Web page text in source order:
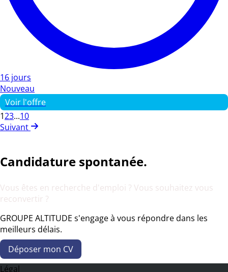
16 jours
Nouveau
Voir l'offre
123...10
Suivant
Candidature spontanée.
Vous êtes en recherche d'emploi ? Vous souhaitez vous
reconvertir ?
GROUPE ALTITUDE s'engage à vous répondre dans les
meilleurs délais.
Déposer mon CV
Légal